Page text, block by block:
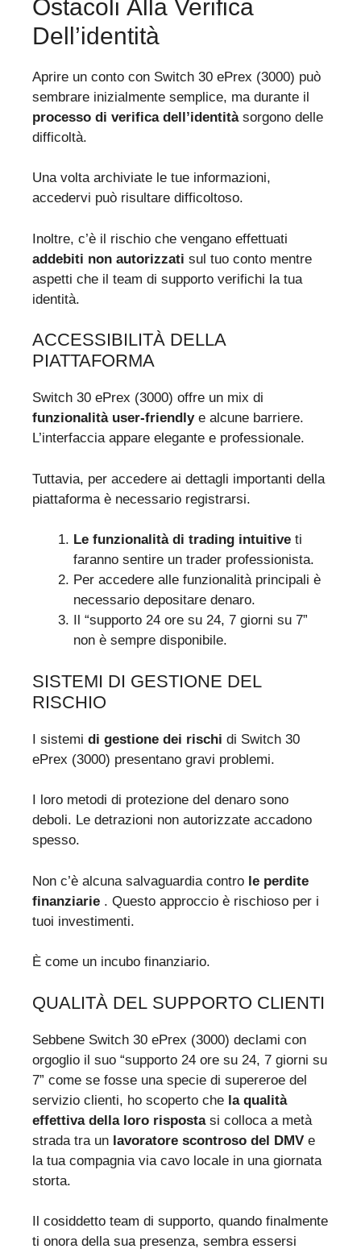
Ostacoli Alla Verifica
Dell’identità
Aprire un conto con Switch 30 ePrex (3000) può
sembrare inizialmente semplice, ma durante il
processo di verifica dell’identitàsorgono delle
difficoltà.
Una volta archiviate le tue informazioni,
accedervi può risultare difficoltoso.
Inoltre, c’è il rischio che vengano effettuati
addebiti non autorizzati sul tuo conto mentre
aspetti che il team di supporto verifichi la tua
identità.
ACCESSIBILITÀ DELLA
PIATTAFORMA
Switch 30 ePrex (3000) offre un mix di
funzionalità user-friendlye alcune barriere.
L’interfaccia appare elegante e professionale.
Tuttavia, per accedere ai dettagli importanti della
piattaforma è necessario registrarsi.
Le funzionalità di trading intuitive ti
faranno sentire un trader professionista.
Per accedere alle funzionalità principali è
necessario depositare denaro.
Il “supporto 24 ore su 24, 7 giorni su 7”
non è sempre disponibile.
SISTEMI DI GESTIONE DEL
RISCHIO
I sistemi di gestione dei rischi di Switch 30
ePrex (3000) presentano gravi problemi.
I loro metodi di protezione del denaro sono
deboli. Le detrazioni non autorizzate accadono
spesso.
Non c’è alcuna salvaguardia contro le perdite
finanziarie . Questo approccio è rischioso per i
tuoi investimenti.
È come un incubo finanziario.
QUALITÀ DEL SUPPORTO CLIENTI
Sebbene Switch 30 ePrex (3000) declami con
orgoglio il suo “supporto 24 ore su 24, 7 giorni su
7” come se fosse una specie di supereroe del
servizio clienti, ho scoperto che la qualità
effettiva della loro rispostasi colloca a metà
strada tra un lavoratore scontroso del DMV e
la tua compagnia via cavo locale in una giornata
storta.
Il cosiddetto team di supporto, quando finalmente
ti onora della sua presenza, sembra essersi